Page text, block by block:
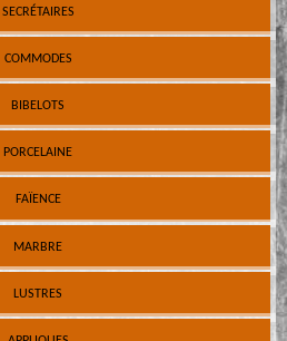
SECRÉTAIRES
COMMODES
BIBELOTS
PORCELAINE
FAÏENCE
MARBRE
LUSTRES